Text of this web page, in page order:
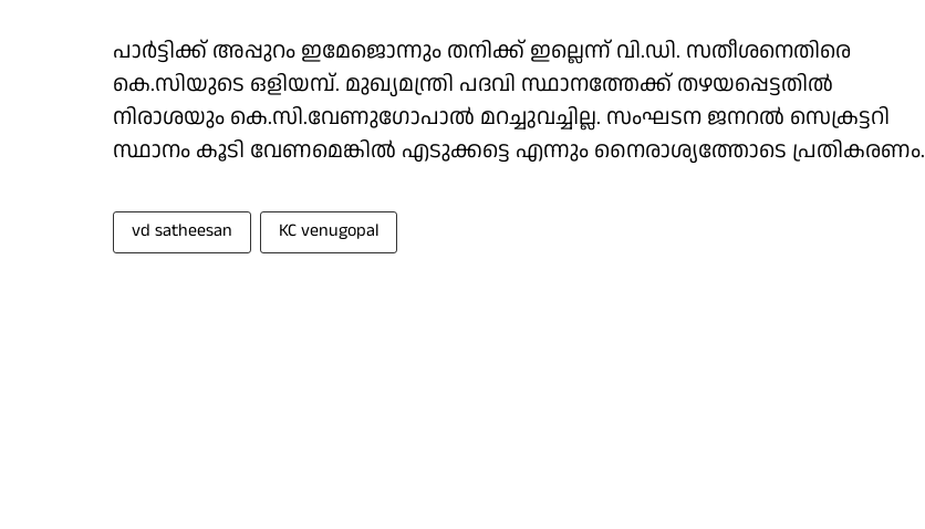
പാർട്ടിക്ക് അപ്പുറം ഇമേജൊന്നും തനിക്ക് ഇല്ലെന്ന് വി.ഡി. സതീശനെതിരെ
കെ.സിയുടെ ഒളിയമ്പ്. മുഖ്യമന്ത്രി പദവി സ്ഥാനത്തേക്ക് തഴയപ്പെട്ടതിൽ
നിരാശയും കെ.സി.വേണുഗോപാൽ മറച്ചുവച്ചില്ല. സംഘടന ജനറൽ സെക്രട്ടറി
സ്ഥാനം കൂടി വേണമെങ്കിൽ എടുക്കട്ടെ എന്നും നൈരാശ്യത്തോടെ പ്രതികരണം.
vd satheesan KC venugopal